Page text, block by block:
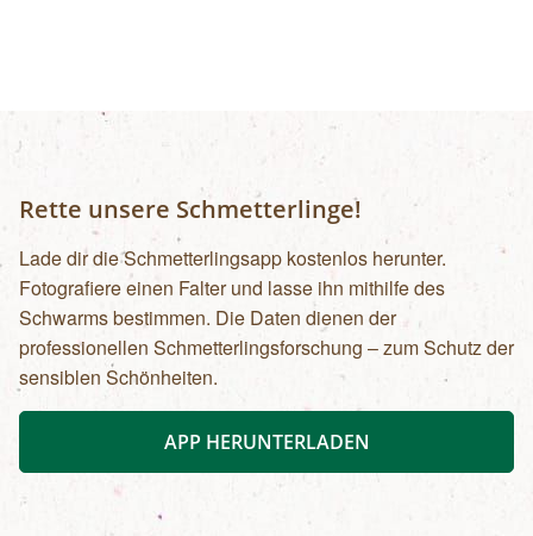
Rette unsere Schmetterlinge!
Lade dir die Schmetterlingsapp kostenlos herunter.
Fotografiere einen Falter und lasse ihn mithilfe des
Schwarms bestimmen. Die Daten dienen der
professionellen Schmetterlingsforschung – zum Schutz der
sensiblen Schönheiten.
APP HERUNTERLADEN